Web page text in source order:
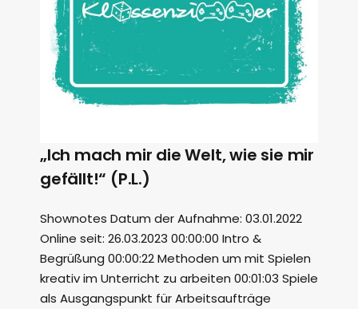
„Ich mach mir die Welt, wie sie mir
gefällt!“ (P.L.)
Shownotes Datum der Aufnahme: 03.01.2022
Online seit: 26.03.2023 00:00:00 Intro &
Begrüßung 00:00:22 Methoden um mit Spielen
kreativ im Unterricht zu arbeiten 00:01:03 Spiele
als Ausgangspunkt für Arbeitsaufträge